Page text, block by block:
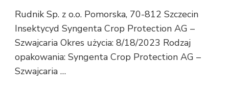
Rudnik Sp. z o.o. Pomorska, 70-812 Szczecin
Insektycyd Syngenta Crop Protection AG –
Szwajcaria Okres użycia: 8/18/2023 Rodzaj
opakowania: Syngenta Crop Protection AG –
Szwajcaria …